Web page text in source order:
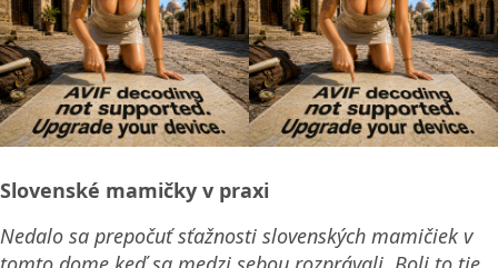
Slovenské mamičky v praxi
Nedalo sa prepočuť sťažnosti slovenských mamičiek v